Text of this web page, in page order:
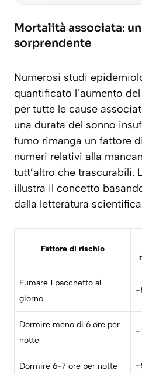
Mortalità associata:
sorprendente
Numerosi studi
quantificato l’aumento
per tutte le cause
una durata del sonno
fumo rimanga un fattore
numeri relativi alla
tutt’altro che trascurabili.
illustra il concetto
dalla letteratura
Fattore di rischio
Fumare 1 pacchetto al
giorno
Dormire meno di 6 ore per
notte
Dormire 6-7 ore per notte